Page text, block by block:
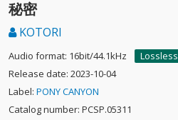
秘密
KOTORI
Audio format: 16bit/44.1kHz
Lossless
Release date: 2023-10-04
Label: PONY CANYON
Catalog number: PCSP.05311